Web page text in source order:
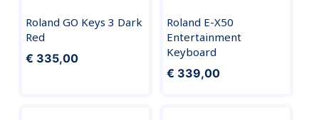
Roland GO Keys 3 Dark
Red
€ 335,00
Roland E-X50
Entertainment
Keyboard
€ 339,00